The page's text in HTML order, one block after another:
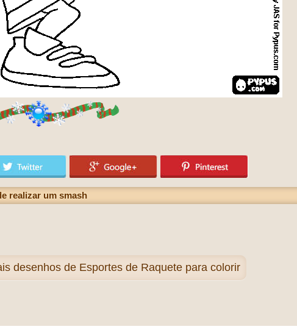
realizar um smash
desenhos de Esportes de Raquete para colorir